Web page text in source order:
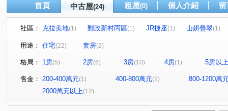
首頁 中古屋(24) 租屋(0) 個人介紹
社區： 克拉美地(1) 郵政新村丙區(1) JR捷座(1) 山妍疊翠(1)
環遊郡覓風區-大地之子翠山居大樓區
凌霄大樓
光明路 杏林二路 市民大道四段(1)
建國南路一段(1) 中和街(2) 和平西路三段 興福寮(2)
大同街(1) 中山路
福港街(1) 新民路(1)
用途： 住宅(22) 套房(2)
格局： 1房(5) 2房(6) 3房(10) 4房(1) 5房以上
售金： 200-400萬元(1) 400-800萬元(2)
800-1200萬
2000萬元以上(12)